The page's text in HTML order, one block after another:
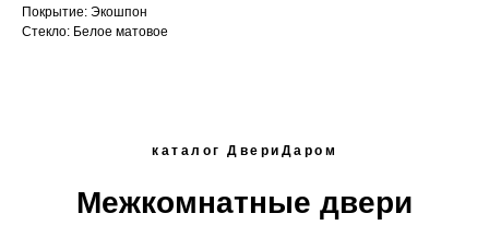
Покрытие: Экошпон
Стекло: Белое матовое
каталог ДвериДаром
Межкомнатные двери